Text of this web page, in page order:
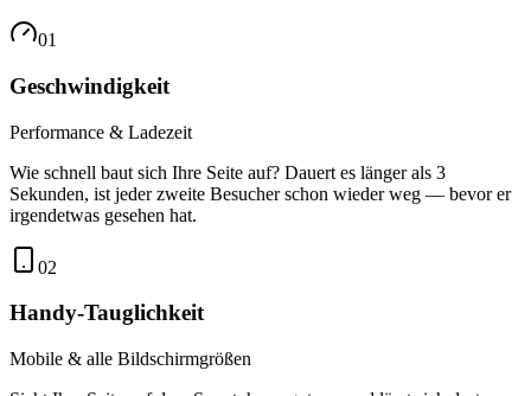
01
Geschwindigkeit
Performance & Ladezeit
Wie schnell baut sich Ihre Seite auf? Dauert es länger als 3
Sekunden, ist jeder zweite Besucher schon wieder weg — bevor er
irgendetwas gesehen hat.
02
Handy-Tauglichkeit
Mobile & alle Bildschirmgrößen